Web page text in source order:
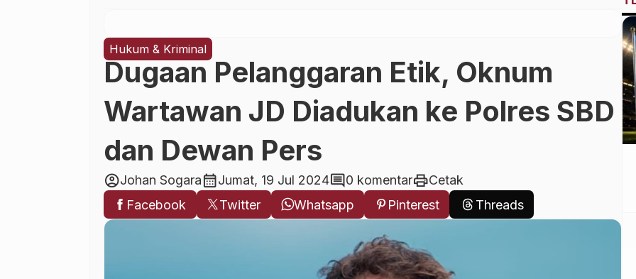
Hukum & Kriminal
Dugaan Pelanggaran Etik, Oknum
Wartawan JD Diadukan ke Polres SBD
dan Dewan Pers
account_circleJohan Sogaracalendar_monthJumat, 19 Jul 2024comment0 komentarprintCetak
Facebook
Twitter Whatsapp Pinterest Threads